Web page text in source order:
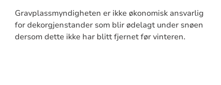
Gravplassmyndigheten er ikke økonomisk ansvarlig
for dekorgjenstander som blir ødelagt under snøen
dersom dette ikke har blitt fjernet før vinteren.